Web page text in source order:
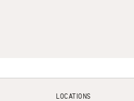
LOCATIONS